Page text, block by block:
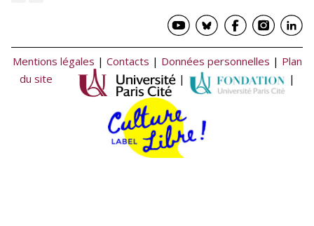
Mentions légales | Contacts | Données personnelles | Plan
du site
| |